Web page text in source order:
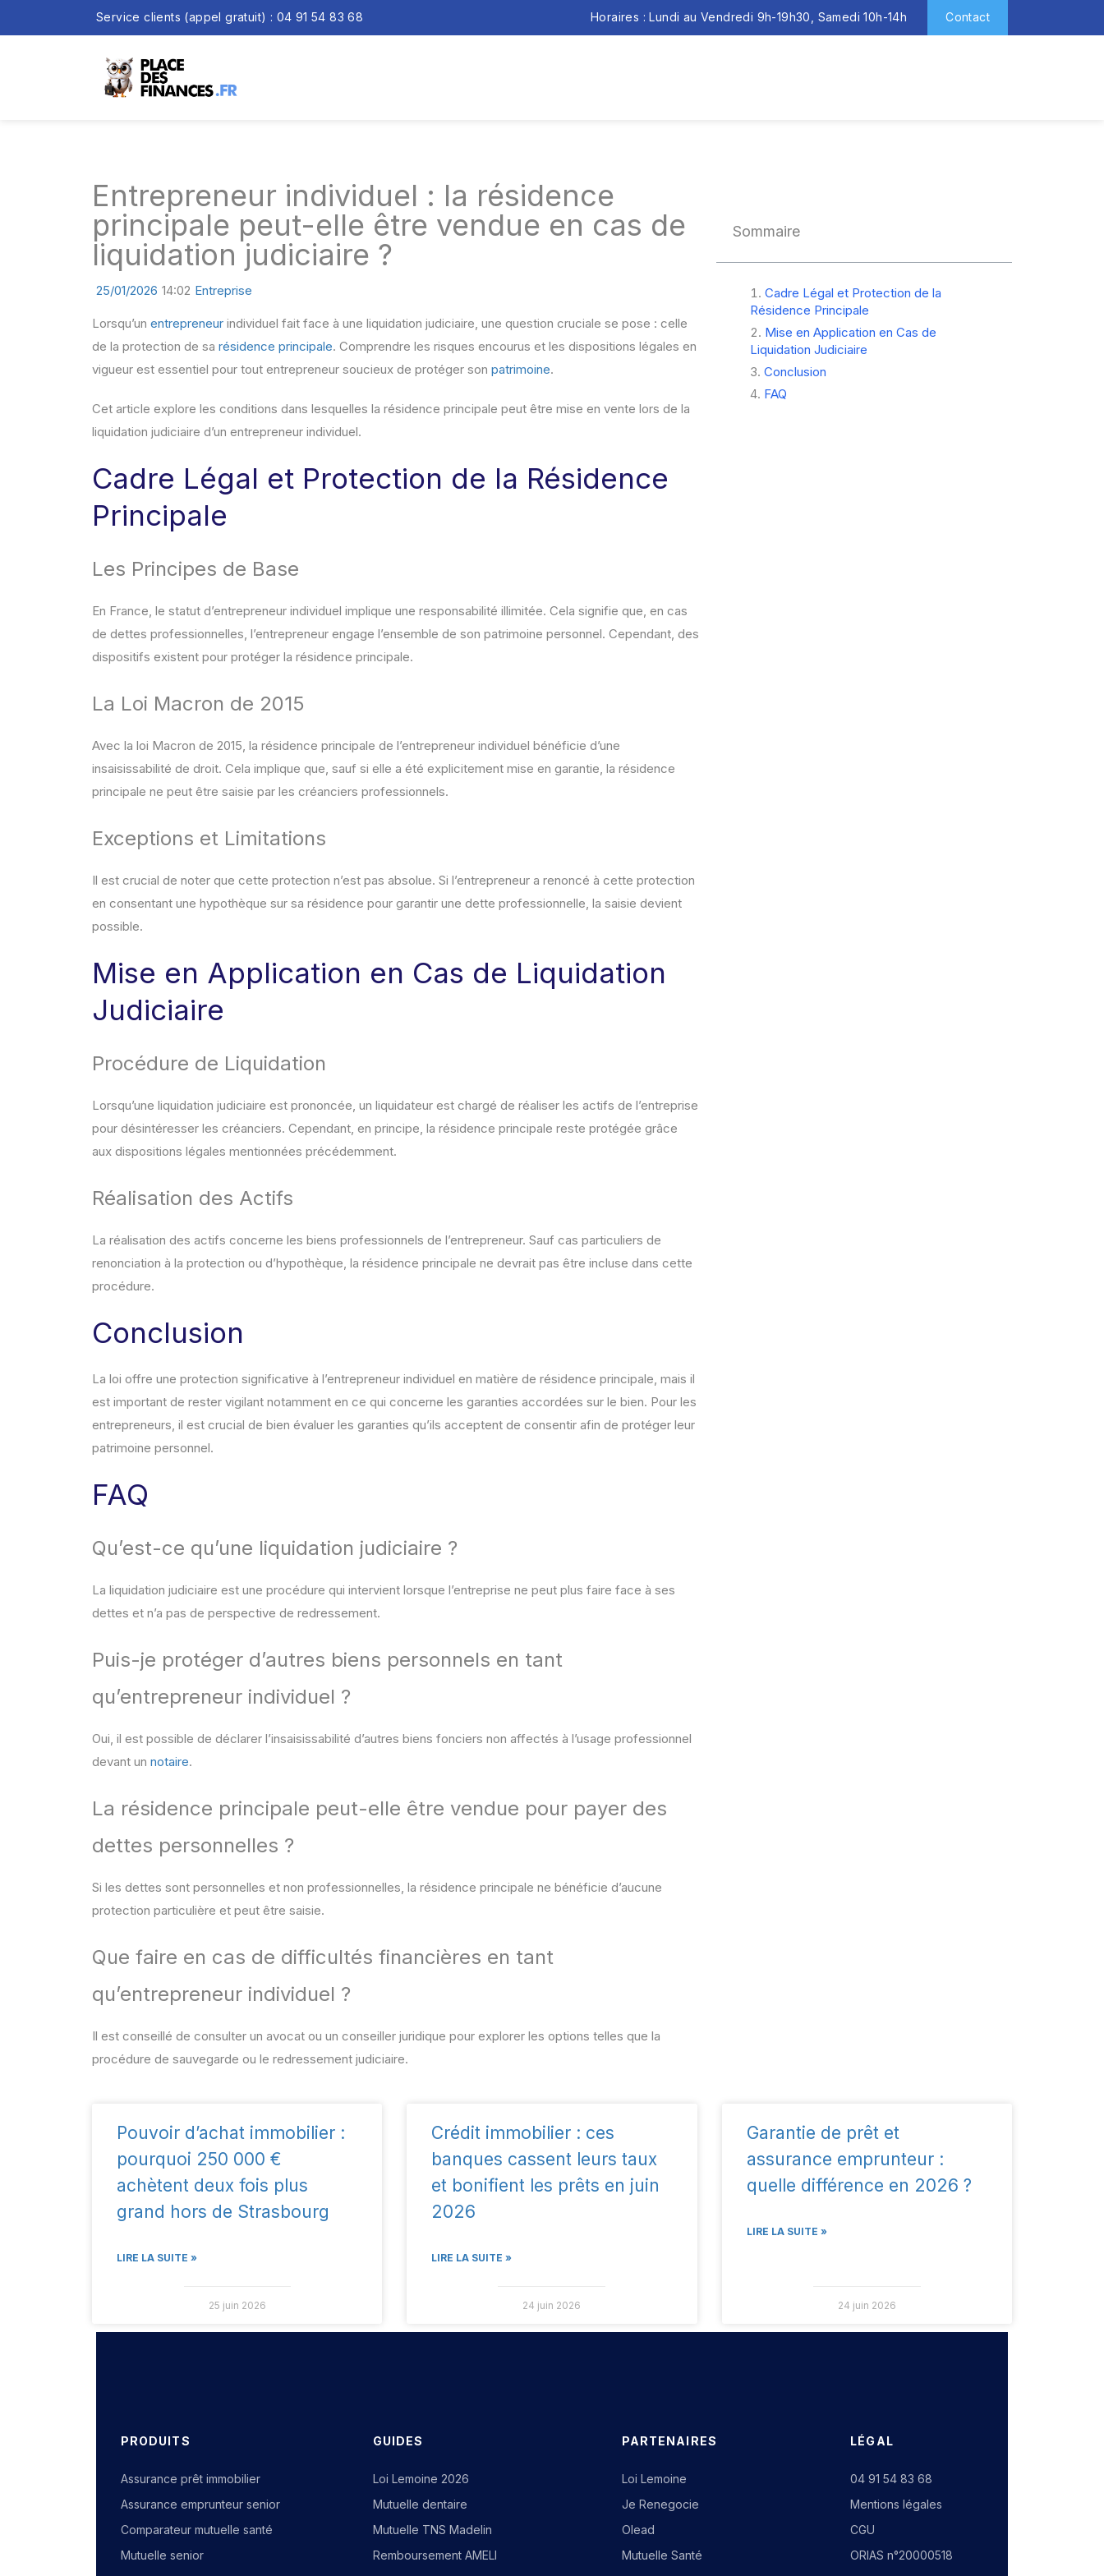
Service clients (appel gratuit) : 04 91 54 83 68 Horaires : Lundi au Vendredi 9h-19h30, Samedi 10h-14h Contact
Entrepreneur individuel : la résidence
principale peut-elle être vendue en cas de
liquidation judiciaire ?
25/01/2026 14:02 Entreprise
Lorsqu’un entrepreneur individuel fait face à une liquidation judiciaire, une question cruciale se pose : celle
de la protection de sa résidence principale. Comprendre les risques encourus et les dispositions légales en
vigueur est essentiel pour tout entrepreneur soucieux de protéger son patrimoine.
Cet article explore les conditions dans lesquelles la résidence principale peut être mise en vente lors de la
liquidation judiciaire d’un entrepreneur individuel.
Cadre Légal et Protection de la Résidence
Principale
Les Principes de Base
En France, le statut d’entrepreneur individuel implique une responsabilité illimitée. Cela signifie que, en cas
de dettes professionnelles, l’entrepreneur engage l’ensemble de son patrimoine personnel. Cependant, des
dispositifs existent pour protéger la résidence principale.
La Loi Macron de 2015
Avec la loi Macron de 2015, la résidence principale de l’entrepreneur individuel bénéficie d’une
insaisissabilité de droit. Cela implique que, sauf si elle a été explicitement mise en garantie, la résidence
principale ne peut être saisie par les créanciers professionnels.
Exceptions et Limitations
Il est crucial de noter que cette protection n’est pas absolue. Si l’entrepreneur a renoncé à cette protection
en consentant une hypothèque sur sa résidence pour garantir une dette professionnelle, la saisie devient
possible.
Mise en Application en Cas de Liquidation
Judiciaire
Procédure de Liquidation
Lorsqu’une liquidation judiciaire est prononcée, un liquidateur est chargé de réaliser les actifs de l’entreprise
pour désintéresser les créanciers. Cependant, en principe, la résidence principale reste protégée grâce
aux dispositions légales mentionnées précédemment.
Réalisation des Actifs
La réalisation des actifs concerne les biens professionnels de l’entrepreneur. Sauf cas particuliers de
renonciation à la protection ou d’hypothèque, la résidence principale ne devrait pas être incluse dans cette
procédure.
Conclusion
La loi offre une protection significative à l’entrepreneur individuel en matière de résidence principale, mais il
est important de rester vigilant notamment en ce qui concerne les garanties accordées sur le bien. Pour les
entrepreneurs, il est crucial de bien évaluer les garanties qu’ils acceptent de consentir afin de protéger leur
patrimoine personnel.
FAQ
Qu’est-ce qu’une liquidation judiciaire ?
La liquidation judiciaire est une procédure qui intervient lorsque l’entreprise ne peut plus faire face à ses
dettes et n’a pas de perspective de redressement.
Puis-je protéger d’autres biens personnels en tant
qu’entrepreneur individuel ?
Oui, il est possible de déclarer l’insaisissabilité d’autres biens fonciers non affectés à l’usage professionnel
devant un notaire.
La résidence principale peut-elle être vendue pour payer des
dettes personnelles ?
Si les dettes sont personnelles et non professionnelles, la résidence principale ne bénéficie d’aucune
protection particulière et peut être saisie.
Que faire en cas de difficultés financières en tant
qu’entrepreneur individuel ?
Il est conseillé de consulter un avocat ou un conseiller juridique pour explorer les options telles que la
procédure de sauvegarde ou le redressement judiciaire.
Sommaire
Cadre Légal et Protection de la
Résidence Principale
Mise en Application en Cas de
Liquidation Judiciaire
Conclusion
FAQ
Pouvoir d’achat immobilier :
pourquoi 250 000 €
achètent deux fois plus
grand hors de Strasbourg
LIRE LA SUITE »
25 juin 2026
Crédit immobilier : ces
banques cassent leurs taux
et bonifient les prêts en juin
2026
LIRE LA SUITE »
24 juin 2026
Garantie de prêt et
assurance emprunteur :
quelle différence en 2026 ?
LIRE LA SUITE »
24 juin 2026
PRODUITS
Assurance prêt immobilier
Assurance emprunteur senior
Comparateur mutuelle santé
Mutuelle senior
GUIDES
Loi Lemoine 2026
Mutuelle dentaire
Mutuelle TNS Madelin
Remboursement AMELI
PARTENAIRES
Loi Lemoine
Je Renegocie
Olead
Mutuelle Santé
LÉGAL
04 91 54 83 68
Mentions légales
CGU
ORIAS n°20000518